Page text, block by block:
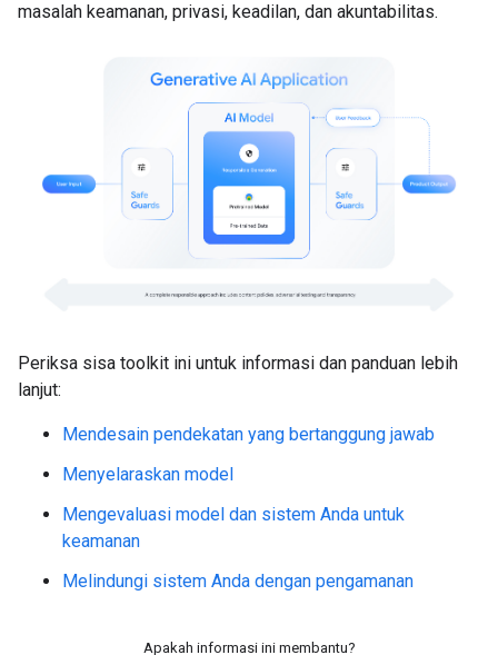
masalah keamanan, privasi, keadilan, dan akuntabilitas.
Periksa sisa toolkit ini untuk informasi dan panduan lebih
lanjut:
Mendesain pendekatan yang bertanggung jawab
Menyelaraskan model
Mengevaluasi model dan sistem Anda untuk
keamanan
Melindungi sistem Anda dengan pengamanan
Apakah informasi ini membantu?